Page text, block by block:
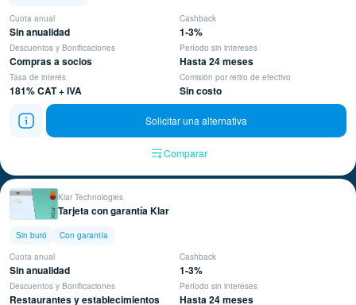
Cuota anual
Sin anualidad
Cashback
1-3%
Descuentos y Bonificaciones
Compras a socios
Período sin intereses
Hasta 24 meses
Tasa de interés
181% CAT + IVA
Comisión por retiro de efectivo
Sin costo
Solicitar una alternativa
Comparar
Klar Technologies
Tarjeta con garantía Klar
Sin buró
Con garantía
Cuota anual
Sin anualidad
Cashback
1-3%
Descuentos y Bonificaciones
Restaurantes y establecimientos
Período sin intereses
Hasta 24 meses